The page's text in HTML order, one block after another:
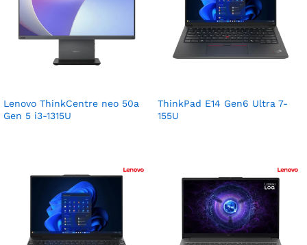
Lenovo ThinkCentre neo 50a
Gen 5 i3-1315U
ThinkPad E14 Gen6 Ultra 7-
155U